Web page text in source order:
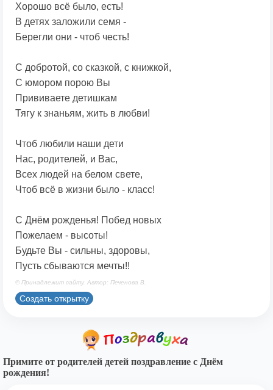
Хорошо всё было, есть!
В детях заложили семя -
Берегли они - чтоб честь!
С добротой, со сказкой, с книжкой,
С юмором порою Вы
Прививаете детишкам
Тягу к знаньям, жить в любви!
Чтоб любили наши дети
Нас, родителей, и Вас,
Всех людей на белом свете,
Чтоб всё в жизни было - класс!
С Днём рожденья! Побед новых
Пожелаем - высоты!
Будьте Вы - сильны, здоровы,
Пусть сбываются мечты!!
© Принадлежит сайту. Автор: Печенова В.
Создать открытку
Примите от родителей детей поздравление с Днём
рождения!